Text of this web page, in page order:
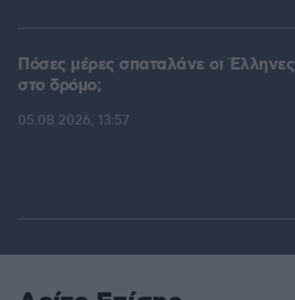
Πόσες μέρες σπαταλάνε οι Έλληνες
στο δρόμο;
05.08.2026, 13:57